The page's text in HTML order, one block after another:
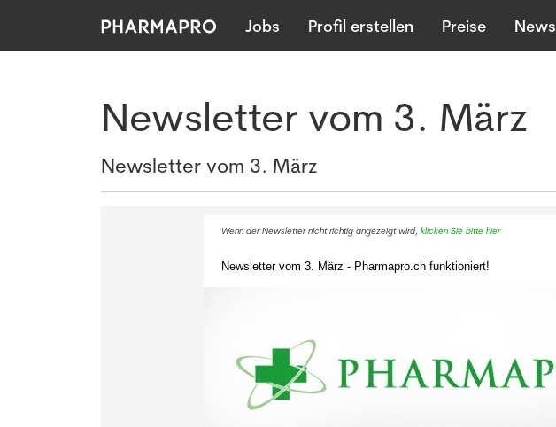
Jobs Profil erstellen Preise News
Newsletter vom 3. März
Newsletter vom 3. März
Wenn der Newsletter nicht richtig angezeigt wird, klicken Sie bitte hier
Newsletter vom 3. März - Pharmapro.ch funktioniert!